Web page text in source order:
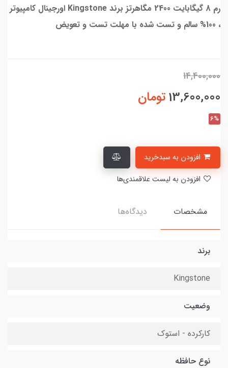
رم 8 گیگابایت 2400 مگاهرتز برند Kingstone اورجینال کامپیوتر
، 100% سالم و تست شده با مهلت تست و تعویض
14,400,000
13,600,000تومان
6%
مشخصات دیدگاه‌ها
برند
Kingstone
وضعیت
کارکرده - استوک
نوع حافظه